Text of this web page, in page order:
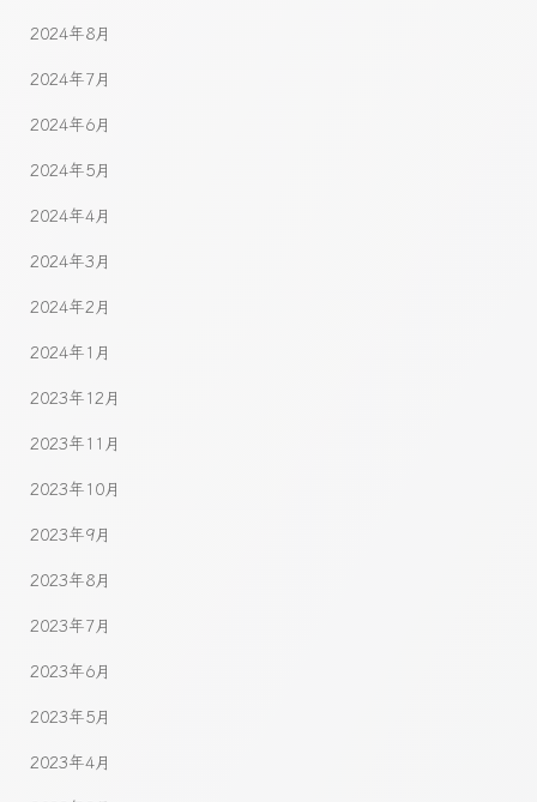
2024年8月
2024年7月
2024年6月
2024年5月
2024年4月
2024年3月
2024年2月
2024年1月
2023年12月
2023年11月
2023年10月
2023年9月
2023年8月
2023年7月
2023年6月
2023年5月
2023年4月